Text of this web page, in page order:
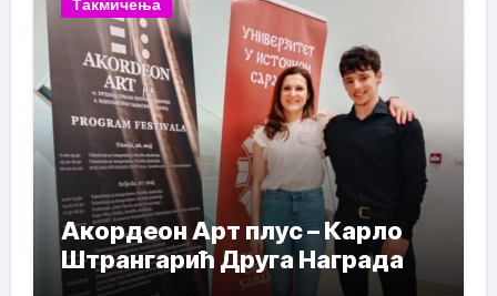
Такмичења
Акордеон Арт плус – Карло
Штрангарић Друга Награда